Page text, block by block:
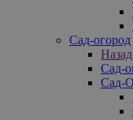
Сад-огород
Назад
Сад-
Сад-